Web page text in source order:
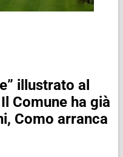
illustrato al
Comune ha già
Como arranca